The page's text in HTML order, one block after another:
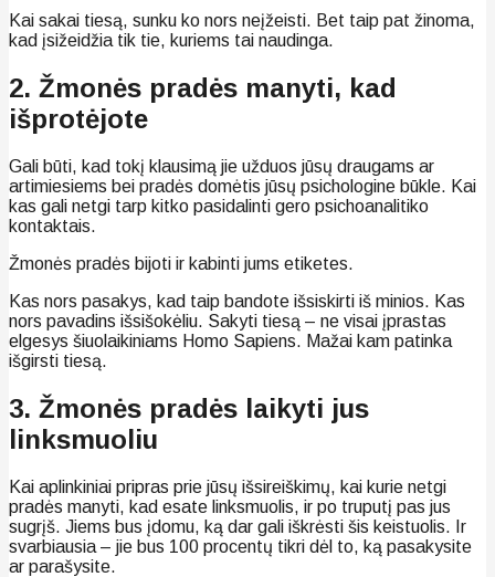
Kai sakai tiesą, sunku ko nors neįžeisti. Bet taip pat žinoma,
kad įsižeidžia tik tie, kuriems tai naudinga.
2. Žmonės pradės manyti, kad
išprotėjote
Gali būti, kad tokį klausimą jie užduos jūsų draugams ar
artimiesiems bei pradės domėtis jūsų psichologine būkle. Kai
kas gali netgi tarp kitko pasidalinti gero psichoanalitiko
kontaktais.
Žmonės pradės bijoti ir kabinti jums etiketes.
Kas nors pasakys, kad taip bandote išsiskirti iš minios. Kas
nors pavadins išsišokėliu. Sakyti tiesą – ne visai įprastas
elgesys šiuolaikiniams Homo Sapiens. Mažai kam patinka
išgirsti tiesą.
3. Žmonės pradės laikyti jus
linksmuoliu
Kai aplinkiniai pripras prie jūsų išsireiškimų, kai kurie netgi
pradės manyti, kad esate linksmuolis, ir po truputį pas jus
sugrįš. Jiems bus įdomu, ką dar gali iškrėsti šis keistuolis. Ir
svarbiausia – jie bus 100 procentų tikri dėl to, ką pasakysite
ar parašysite.